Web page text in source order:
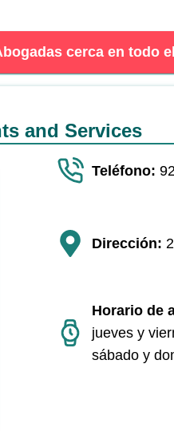
cerca en todo
and Services
Teléfono:
Dirección:
Horario de
jueves y
sábado y